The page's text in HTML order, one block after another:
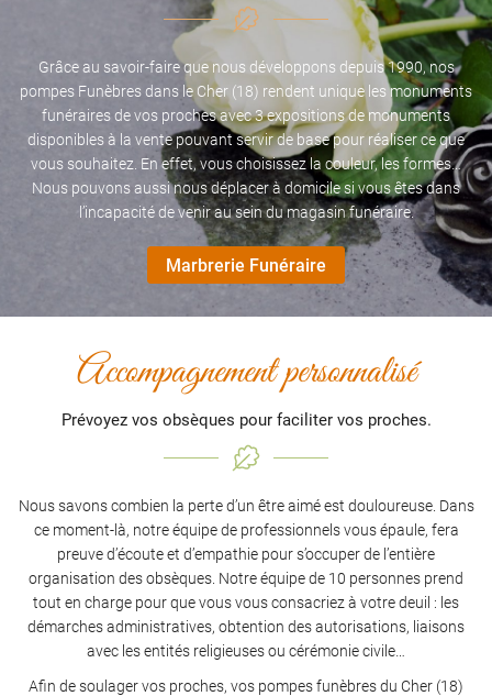
Grâce au savoir-faire que nous développons depuis 1990, nos
pompes Funèbres dans le Cher (18) rendent unique les monuments
funéraires de vos proches avec 3 expositions de monuments
disponibles à la vente pouvant servir de base pour réaliser ce que
vous souhaitez. En effet, vous choisissez la couleur, les formes…
Nous pouvons aussi nous déplacer à domicile si vous êtes dans
l’incapacité de venir au sein du magasin funéraire.
Marbrerie Funéraire
Accompagnement personnalisé
Prévoyez vos obsèques pour faciliter vos proches.
Nous savons combien la perte d’un être aimé est douloureuse. Dans
ce moment-là, notre équipe de professionnels vous épaule, fera
preuve d’écoute et d’empathie pour s’occuper de l’entière
organisation des obsèques. Notre équipe de 10 personnes prend
tout en charge pour que vous vous consacriez à votre deuil : les
démarches administratives, obtention des autorisations, liaisons
avec les entités religieuses ou cérémonie civile…
Afin de soulager vos proches, vos pompes funèbres du Cher (18)